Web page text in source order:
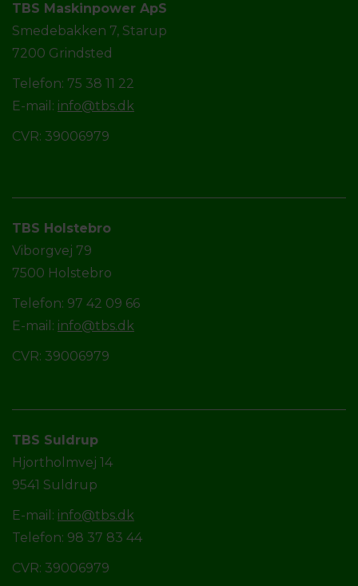
TBS Maskinpower ApS
Smedebakken 7, Starup
7200 Grindsted
Telefon: 75 38 11 22
E-mail: info@tbs.dk
CVR: 39006979
TBS Holstebro
Viborgvej 79
7500 Holstebro
Telefon: 97 42 09 66
E-mail: info@tbs.dk
CVR: 39006979
TBS Suldrup
Hjortholmvej 14
9541 Suldrup
E-mail: info@tbs.dk
Telefon: 98 37 83 44
CVR: 39006979